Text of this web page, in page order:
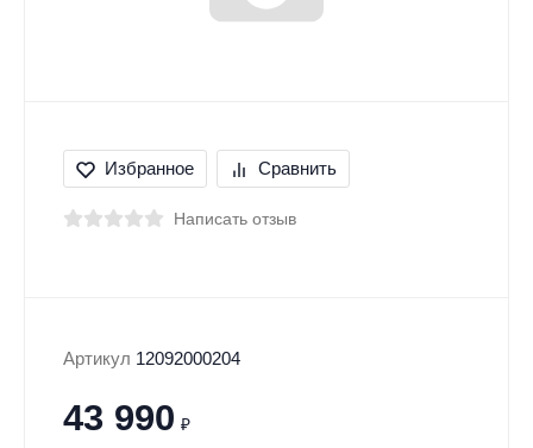
Избранное Сравнить
Написать отзыв
Артикул 12092000204
43 990 ₽